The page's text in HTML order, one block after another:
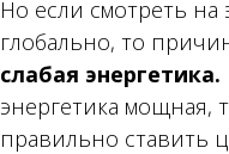
Но если смотреть на
глобально, то
слабая энергетика.
энергетика мощная,
правильно ставить